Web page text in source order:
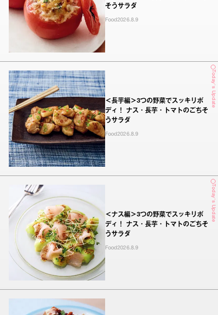
そうサラダ
Food2026.8.9
Today's Update
＜長芋編＞3つの野菜でスッキリボ
ディ！ ナス・長芋・トマトのごちそ
うサラダ
Food2026.8.9
Today's Update
＜ナス編＞3つの野菜でスッキリボ
ディ！ ナス・長芋・トマトのごちそ
うサラダ
Food2026.8.9